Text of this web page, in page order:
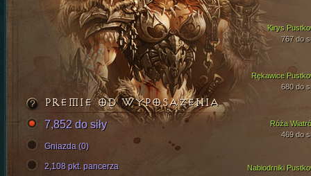
Kirys
767 do
Rękawice
680 do
Nabiodrniki
Róża
469 do
PREMIE OD WYPOSAŻENIA
7,852 do siły
Gniazda (0)
2,108 pkt. pancerza